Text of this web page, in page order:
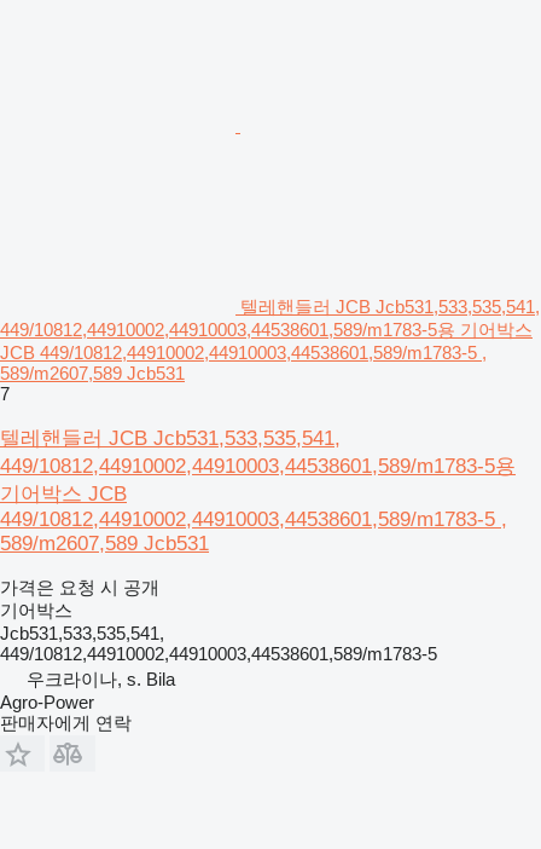
텔레핸들러 JCB Jcb531,533,535,541,
449/10812,44910002,44910003,44538601,589/m1783-5용 기어박스
JCB 449/10812,44910002,44910003,44538601,589/m1783-5 ,
589/m2607,589 Jcb531
7
텔레핸들러 JCB Jcb531,533,535,541,
449/10812,44910002,44910003,44538601,589/m1783-5용
기어박스 JCB
449/10812,44910002,44910003,44538601,589/m1783-5 ,
589/m2607,589 Jcb531
가격은 요청 시 공개
기어박스
Jcb531,533,535,541,
449/10812,44910002,44910003,44538601,589/m1783-5
우크라이나, s. Bila
Agro-Power
판매자에게 연락